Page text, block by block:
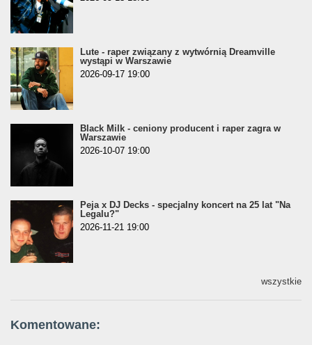
Lute - raper związany z wytwórnią Dreamville
wystąpi w Warszawie
2026-09-17 19:00
Black Milk - ceniony producent i raper zagra w
Warszawie
2026-10-07 19:00
Peja x DJ Decks - specjalny koncert na 25 lat "Na
Legalu?"
2026-11-21 19:00
wszystkie
Komentowane: